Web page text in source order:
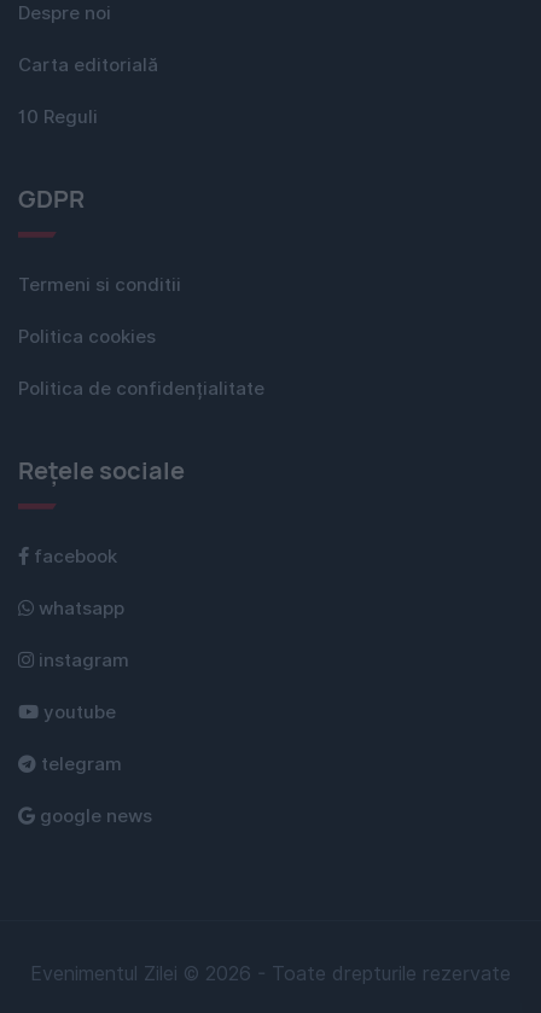
Despre noi
Carta editorială
10 Reguli
GDPR
Termeni si conditii
Politica cookies
Politica de confidențialitate
Rețele sociale
facebook
whatsapp
instagram
youtube
telegram
google news
Evenimentul Zilei © 2026 - Toate drepturile rezervate